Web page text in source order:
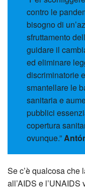
contro le
bisogno di
sfruttamento
guidare il
ed eliminare
discriminatorie
smantellare le
sanitaria e
pubblici
copertura
ovunque.”
Se c’è qualcosa che
all’AIDS e